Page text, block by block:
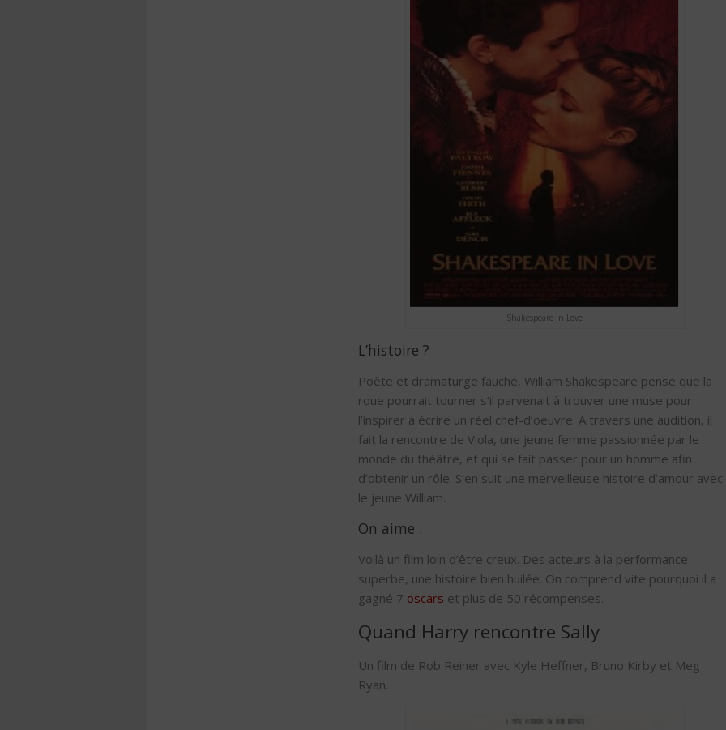
Shakespeare in Love
L’histoire ?
Poète et dramaturge fauché, William Shakespeare pense que la
roue pourrait tourner s’il parvenait à trouver une muse pour
l’inspirer à écrire un réel chef-d’oeuvre. A travers une audition, il
fait la rencontre de Viola, une jeune femme passionnée par le
monde du théâtre, et qui se fait passer pour un homme afin
d’obtenir un rôle. S’en suit une merveilleuse histoire d’amour avec
le jeune William.
On aime :
Voilà un film loin d’être creux. Des acteurs à la performance
superbe, une histoire bien huilée. On comprend vite pourquoi il a
gagné 7 oscars et plus de 50 récompenses.
Quand Harry rencontre Sally
Un film de Rob Reiner avec Kyle Heffner, Bruno Kirby et Meg
Ryan.